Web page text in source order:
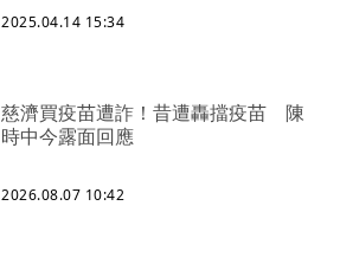
2025.04.14 15:34
慈濟買疫苗遭詐！昔遭轟擋疫苗 陳
時中今露面回應
2026.08.07 10:42